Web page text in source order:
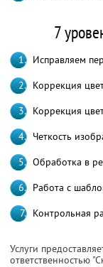
7
Исправляем
Коррекция
Коррекция
Четкость
Обработка в
Работа с
Контрольная
Услуги
ответственностью